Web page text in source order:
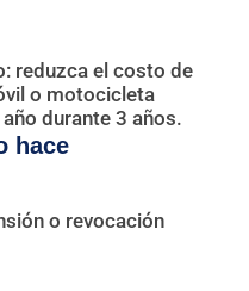
reduzca el costo de
o motocicleta
durante 3 años.
hace
o revocación